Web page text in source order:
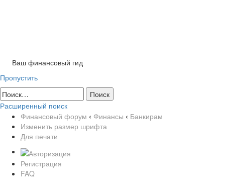
Ваш финансовый гид
Пропустить
Расширенный поиск
Финансовый форум ‹ Финансы ‹ Банкирам
Изменить размер шрифта
Для печати
Регистрация
FAQ